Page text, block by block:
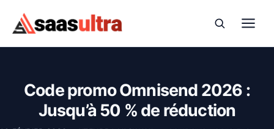
Passer au contenu
Code promo Omnisend 2026 :
Jusqu’à 50 % de réduction